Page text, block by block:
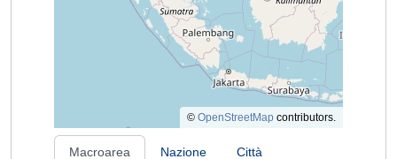
© OpenStreetMap contributors.
Macroarea Nazione Città